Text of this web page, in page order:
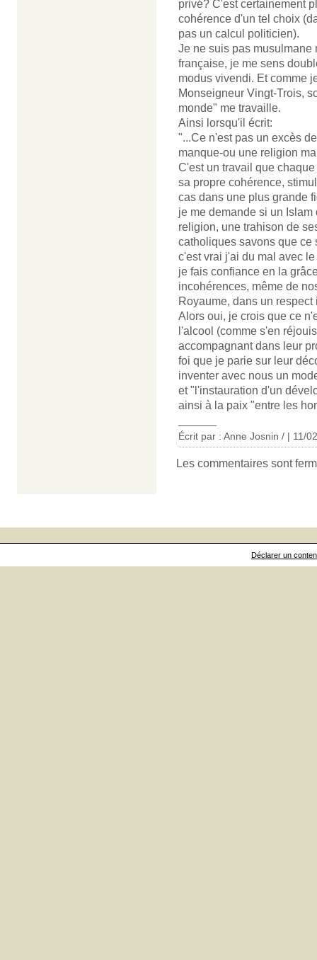
privé? C'est certainement
cohérence d'un tel choix
pas un calcul politicien).
Je ne suis pas musulmane
française, je me sens
modus vivendi. Et comme
Monseigneur Vingt-Trois,
monde" me travaille.
Ainsi lorsqu'il écrit:
"...Ce n'est pas un excès
manque-ou une religion
C'est un travail que
sa propre cohérence,
cas dans une plus grande
je me demande si un
religion, une trahison de
catholiques savons que ce
c'est vrai j'ai du mal avec
je fais confiance en la
incohérences, même de
Royaume, dans un
Alors oui, je crois que ce
l'alcool (comme s'en
accompagnant dans leur
foi que je parie sur leur
inventer avec nous un
et "l'instauration d'un
ainsi à la paix "entre les
Écrit par : Anne Josnin / | 11/
Les commentaires sont
Déclarer un